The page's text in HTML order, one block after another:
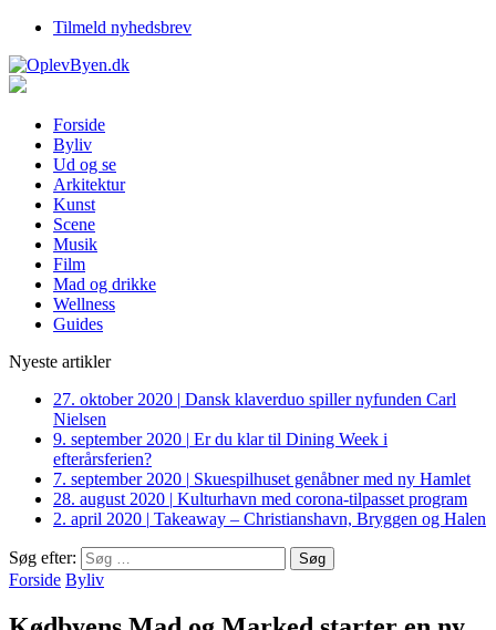
Tilmeld nyhedsbrev
Forside
Byliv
Ud og se
Arkitektur
Kunst
Scene
Musik
Film
Mad og drikke
Wellness
Guides
Nyeste artikler
27. oktober 2020 | Dansk klaverduo spiller nyfunden Carl
Nielsen
9. september 2020 | Er du klar til Dining Week i
efterårsferien?
7. september 2020 | Skuespilhuset genåbner med ny Hamlet
28. august 2020 | Kulturhavn med corona-tilpasset program
2. april 2020 | Takeaway – Christianshavn, Bryggen og Halen
Søg efter:
Forside Byliv